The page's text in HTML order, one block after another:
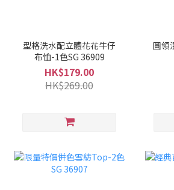
型格洗水配立體花花牛仔
布恤-1色SG 36909
HK$179.00
HK$269.00
圓領